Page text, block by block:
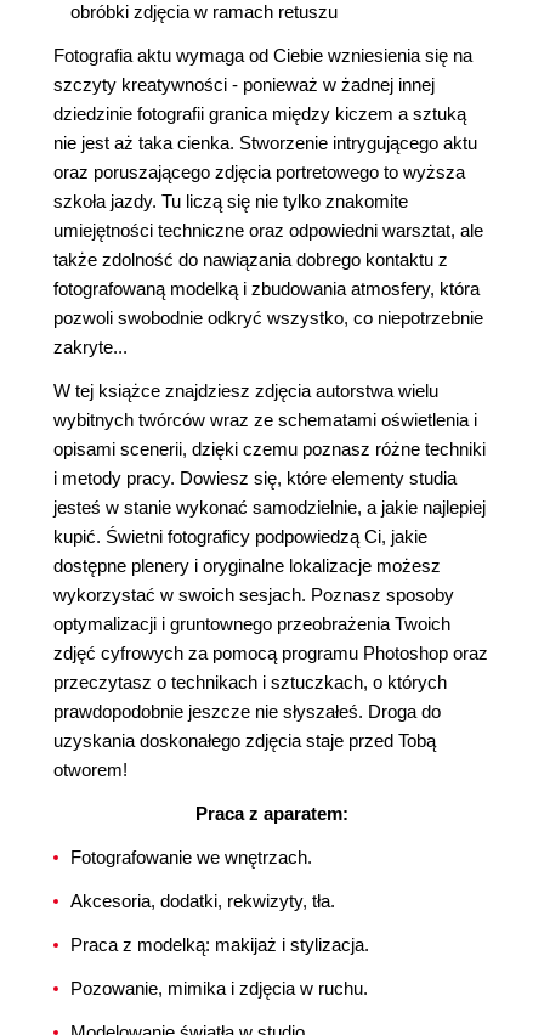
obróbki zdjęcia w ramach retuszu
Fotografia aktu wymaga od Ciebie wzniesienia się na
szczyty kreatywności - ponieważ w żadnej innej
dziedzinie fotografii granica między kiczem a sztuką
nie jest aż taka cienka. Stworzenie intrygującego aktu
oraz poruszającego zdjęcia portretowego to wyższa
szkoła jazdy. Tu liczą się nie tylko znakomite
umiejętności techniczne oraz odpowiedni warsztat, ale
także zdolność do nawiązania dobrego kontaktu z
fotografowaną modelką i zbudowania atmosfery, która
pozwoli swobodnie odkryć wszystko, co niepotrzebnie
zakryte...
W tej książce znajdziesz zdjęcia autorstwa wielu
wybitnych twórców wraz ze schematami oświetlenia i
opisami scenerii, dzięki czemu poznasz różne techniki
i metody pracy. Dowiesz się, które elementy studia
jesteś w stanie wykonać samodzielnie, a jakie najlepiej
kupić. Świetni fotograficy podpowiedzą Ci, jakie
dostępne plenery i oryginalne lokalizacje możesz
wykorzystać w swoich sesjach. Poznasz sposoby
optymalizacji i gruntownego przeobrażenia Twoich
zdjęć cyfrowych za pomocą programu Photoshop oraz
przeczytasz o technikach i sztuczkach, o których
prawdopodobnie jeszcze nie słyszałeś. Droga do
uzyskania doskonałego zdjęcia staje przed Tobą
otworem!
Praca z aparatem:
Fotografowanie we wnętrzach.
Akcesoria, dodatki, rekwizyty, tła.
Praca z modelką: makijaż i stylizacja.
Pozowanie, mimika i zdjęcia w ruchu.